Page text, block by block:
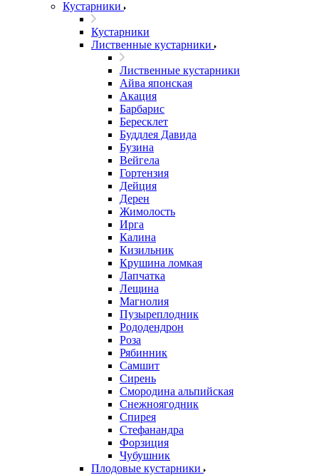
Кустарники
Кустарники
Лиственные кустарники
Лиственные кустарники
Айва японская
Акация
Барбарис
Бересклет
Буддлея Давида
Бузина
Вейгела
Гортензия
Дейция
Дерен
Жимолость
Ирга
Калина
Кизильник
Крушина ломкая
Лапчатка
Лещина
Магнолия
Пузыреплодник
Рододендрон
Роза
Рябинник
Самшит
Сирень
Смородина альпийская
Снежноягодник
Спирея
Стефанандра
Форзиция
Чубушник
Плодовые кустарники